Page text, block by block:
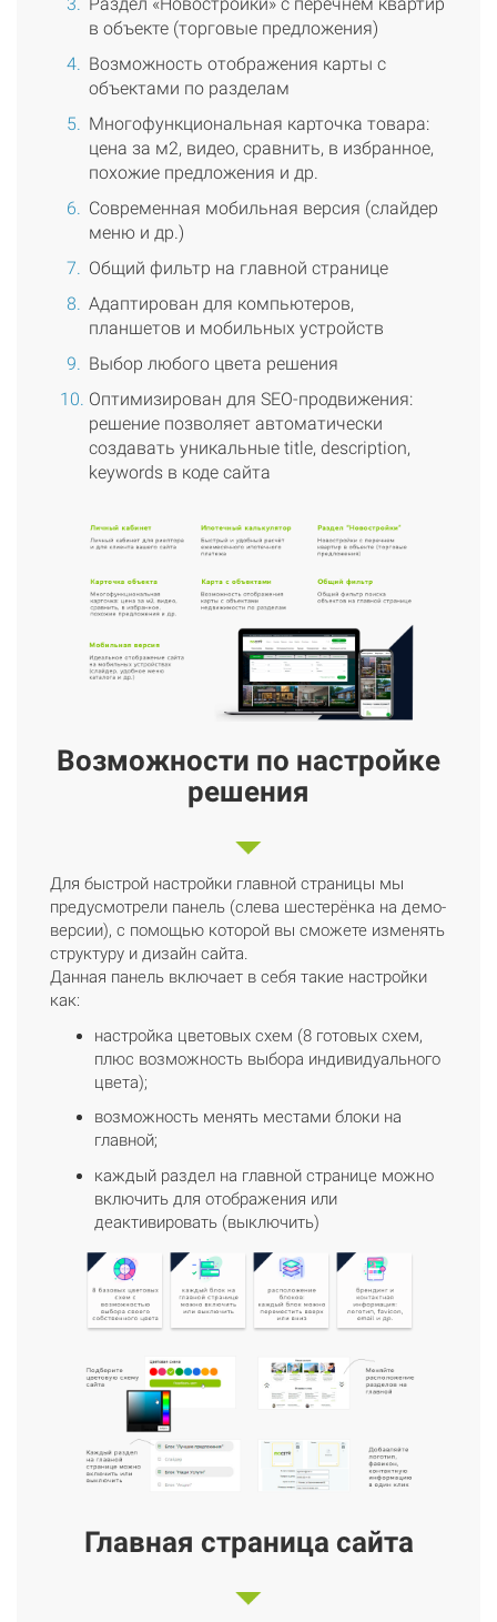
в объекте (торговые предложения)
Возможность отображения карты с
объектами по разделам
Многофункциональная карточка товара:
цена за м2, видео, сравнить, в избранное,
похожие предложения и др.
Современная мобильная версия (слайдер
меню и др.)
Общий фильтр на главной странице
Адаптирован для компьютеров,
планшетов и мобильных устройств
Выбор любого цвета решения
Оптимизирован для SEO-продвижения:
решение позволяет автоматически
создавать уникальные title, description,
keywords в коде сайта
Возможности по настройке
решения
Для быстрой настройки главной страницы мы
предусмотрели панель (слева шестерёнка на демо-
версии), с помощью которой вы сможете изменять
структуру и дизайн сайта.
Данная панель включает в себя такие настройки
как:
настройка цветовых схем (8 готовых схем,
плюс возможность выбора индивидуального
цвета);
возможность менять местами блоки на
главной;
каждый раздел на главной странице можно
включить для отображения или
деактивировать (выключить)
Главная страница сайта